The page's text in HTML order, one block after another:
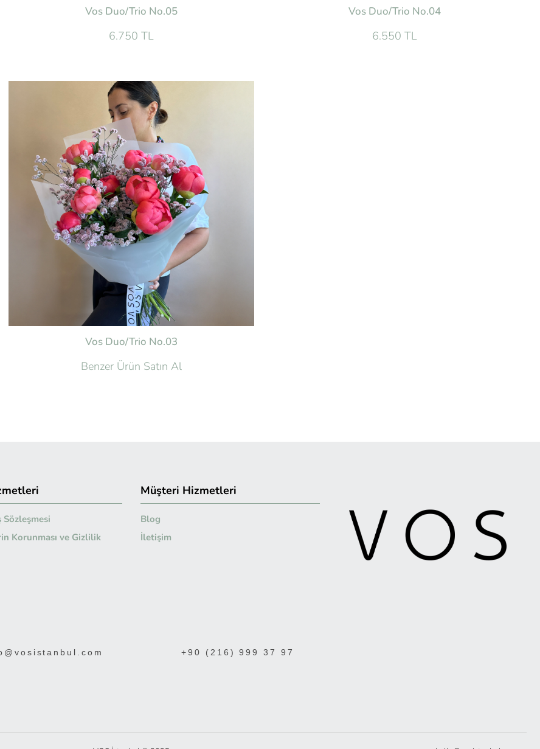
Vos Duo/Trio No.05
6.750 TL
Vos Duo/Trio No.04
6.550 TL
Vos Duo/Trio No.03
Benzer Ürün Satın Al
Sözleşmesi
Korunması ve Gizlilik
Müşteri Hizmetleri
Blog
İletişim
+90 (216) 999 37 97